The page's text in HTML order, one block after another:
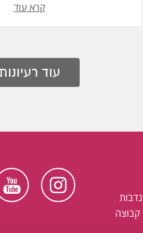
קרא עוד
עוד
קבוצה